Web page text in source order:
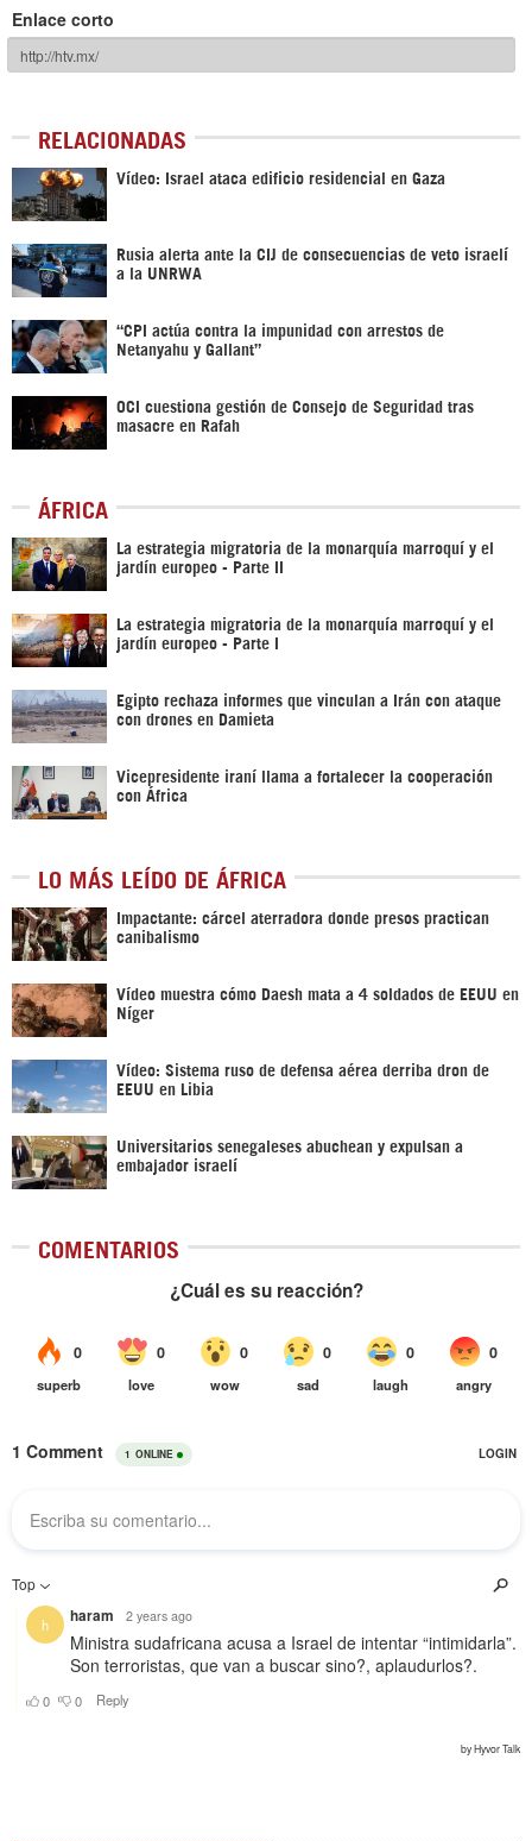
Enlace corto
RELACIONADAS
Vídeo: Israel ataca edificio residencial en Gaza
Rusia alerta ante la CIJ de consecuencias de veto israelí
a la UNRWA
“CPI actúa contra la impunidad con arrestos de
Netanyahu y Gallant”
OCI cuestiona gestión de Consejo de Seguridad tras
masacre en Rafah
ÁFRICA
La estrategia migratoria de la monarquía marroquí y el
jardín europeo - Parte II
La estrategia migratoria de la monarquía marroquí y el
jardín europeo - Parte I
Egipto rechaza informes que vinculan a Irán con ataque
con drones en Damieta
Vicepresidente iraní llama a fortalecer la cooperación
con África
LO MÁS LEÍDO DE ÁFRICA
Impactante: cárcel aterradora donde presos practican
canibalismo
Vídeo muestra cómo Daesh mata a 4 soldados de EEUU en
Níger
Vídeo: Sistema ruso de defensa aérea derriba dron de
EEUU en Libia
Universitarios senegaleses abuchean y expulsan a
embajador israelí
COMENTARIOS